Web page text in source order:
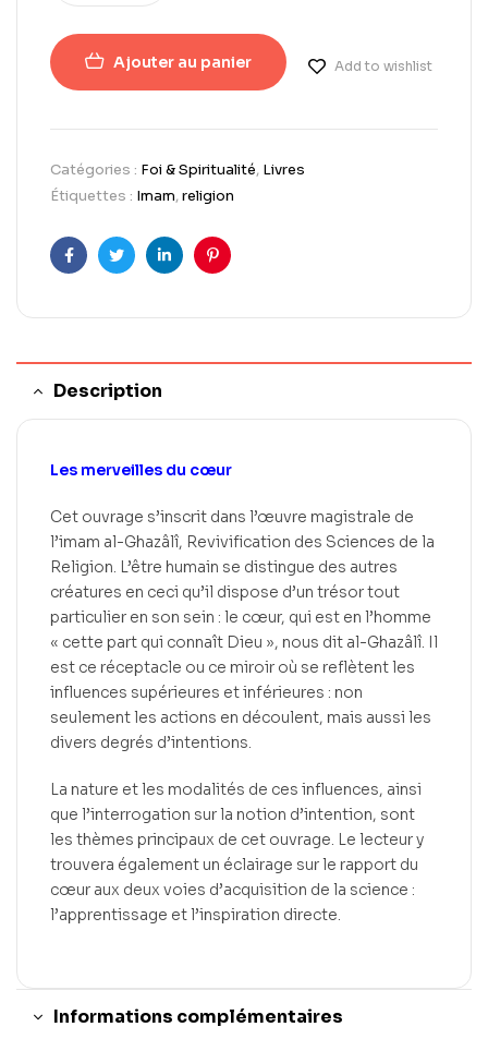
Ajouter au panier Add to wishlist
Catégories : Foi & Spiritualité, Livres
Étiquettes : Imam,religion
FacebookTwitterLinkedInPinterest
Description
Les merveilles du cœur
Cet ouvrage s’inscrit dans l’œuvre magistrale de
l’imam al-Ghazâlî, Revivification des Sciences de la
Religion. L’être humain se distingue des autres
créatures en ceci qu’il dispose d’un trésor tout
particulier en son sein : le cœur, qui est en l’homme
« cette part qui connaît Dieu », nous dit al-Ghazâlî. Il
est ce réceptacle ou ce miroir où se reflètent les
influences supérieures et inférieures : non
seulement les actions en découlent, mais aussi les
divers degrés d’intentions.
La nature et les modalités de ces influences, ainsi
que l’interrogation sur la notion d’intention, sont
les thèmes principaux de cet ouvrage. Le lecteur y
trouvera également un éclairage sur le rapport du
cœur aux deux voies d’acquisition de la science :
l’apprentissage et l’inspiration directe.
Informations complémentaires